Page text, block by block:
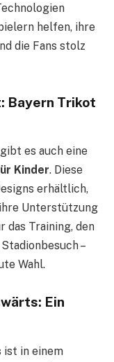
helfen, ihre
die Fans stolz
Bayern Trikot
es auch eine
Kinder. Diese
erhältlich,
Unterstützung
das Training, den
–
Wahl.
Ein
ist in einem